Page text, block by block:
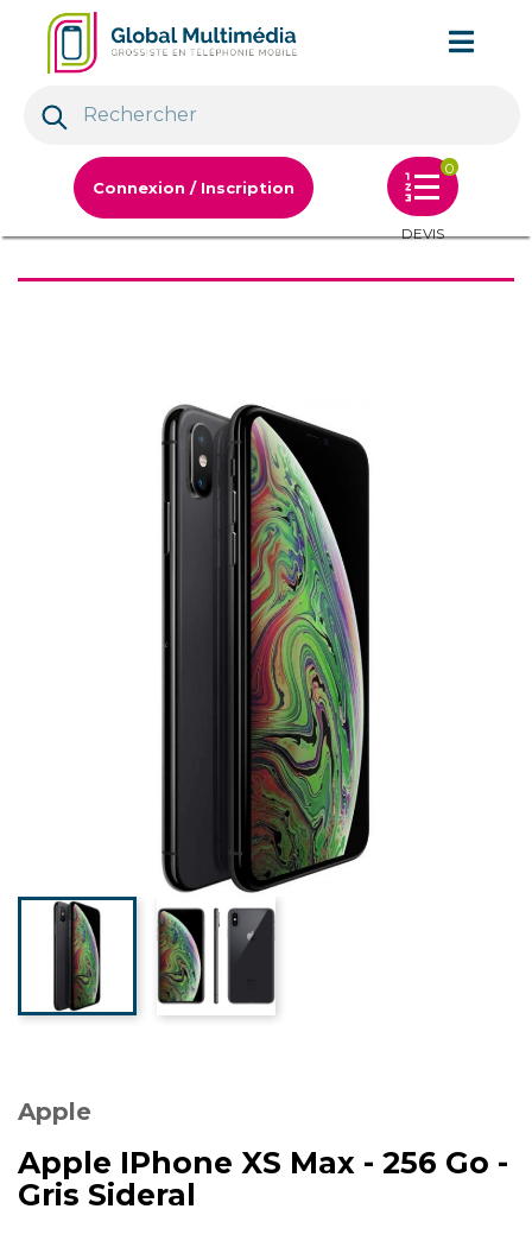
Connexion / Inscription
0
DEVIS
Apple
Apple IPhone XS Max - 256 Go -
Gris Sideral